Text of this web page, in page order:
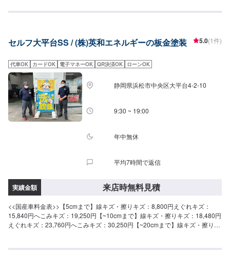
作業開始【4】仕上がり次第納車□代車について□無料の代車ご利用くださ
セルフ大平台SS / (株)英和エネルギーの板金塗装 5.0(1件)
代車OK カードOK 電子マネーOK QR決済OK ローンOK
静岡県浜松市中央区大平台4-2-10
9:30 ~ 19:00
年中無休
平均7時間で返信
実績金額 来店時無料見積
<<国産車料金表>>【5cmまで】線キズ・擦りキズ：8,800円えぐれキズ：
15,840円へこみキズ：19,250円【~10cmまで】線キズ・擦りキズ：18,480円
えぐれキズ：23,760円へこみキズ：30,250円【~20cmまで】線キズ・擦りキ
【~40cmまで】線キズ・擦りキズ：32,120円えぐれキズ：42,900円へこみキ